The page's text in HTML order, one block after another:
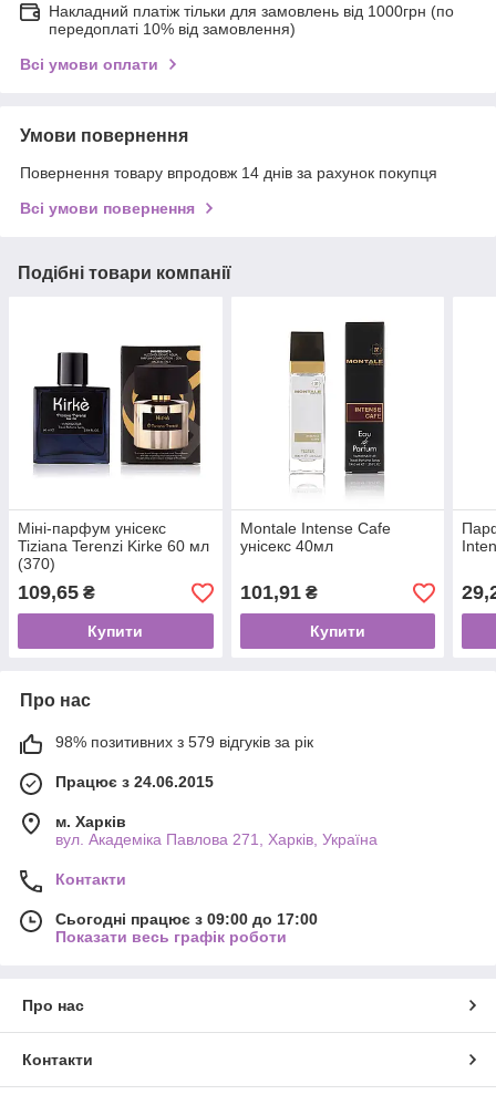
Накладний платіж тільки для замовлень від 1000грн (по
передоплаті 10% від замовлення)
Всі умови оплати
Умови повернення
Повернення товару впродовж 14 днів за рахунок покупця
Всі умови повернення
Подібні товари компанії
Міні-парфум унісекс
Tiziana Terenzi Kirke 60 мл
(370)
109,65 ₴
Купити
Montale Intense Cafe
унісекс 40мл
101,91₴
Купити
Про нас
98% позитивних з 579 відгуків за рік
Працює з 24.06.2015
м. Харків
вул. Академіка Павлова 271, Харків, Україна
Контакти
Сьогодні працює з 09:00 до 17:00
Показати весь графік роботи
Про нас
Контакти